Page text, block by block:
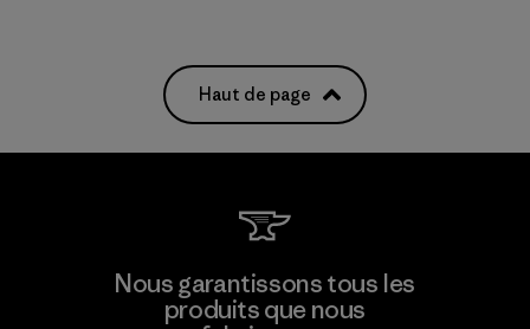
Haut de page
Nous garantissons tous les
produits que nous